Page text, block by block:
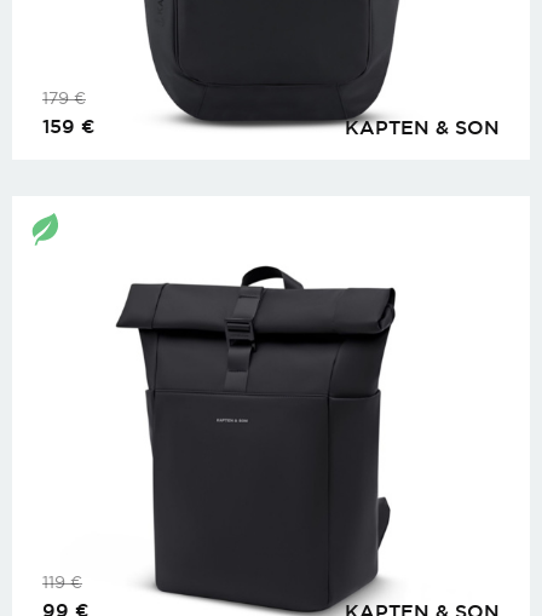
KAPTEN & SON
179€
159 €
KAPTEN & SON
119€
99 €